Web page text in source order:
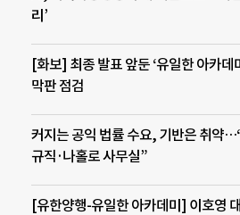
리’
[화보] 최종 발표 앞둔 ‘유일한 아카
막판 점검
커지는 공익 법률 수요, 기반은 취약
규직·나홀로 사무실”
[유한양행-유일한 아카데미] 이호영